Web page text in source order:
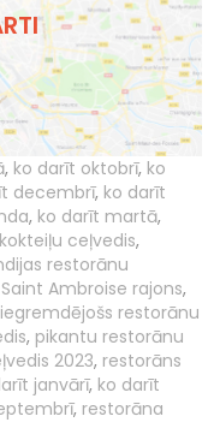
, ko darīt oktobrī, ko
decembrī, ko darīt
, ko darīt martā,
ceļvedis,
restorānu
Saint Ambroise rajons,
iegremdējošs restorānu
, pikantu restorānu
2023, restorāns
janvārī, ko darīt
, restorāna